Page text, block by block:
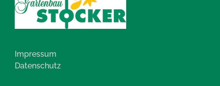
Impressum
Datenschutz